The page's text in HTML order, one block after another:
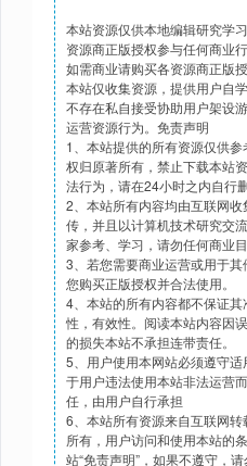
本站资源仅供本地编辑研究学
资源商正版授权参与任何商业
如需商业请购买各资源商正版
本站仅收集资源，提供用户自
不存在私自接受协助用户架设
运营资源行为。免责声明
1、本站提供的所有资源仅供
权归原著所有，禁止下载本站
法行为，请在24小时之内自行
2、本站所有内容均由互联网
传，并且以计算机技术研究交
家参考、学习，请勿任何商业
3、若您需要商业运营或用于
您购买正版授权并合法使用。
4、本站的所有内容都不保证
性，有效性。阅读本站内容因
的损失本站不承担连带责任。
5、用户使用本网站必须遵守
于用户违法使用本站非法运营
任，由用户自行承担
6、本站所有资源来自互联网
所有，用户访问和使用本站的
站“免责声明”，如果不遵守，